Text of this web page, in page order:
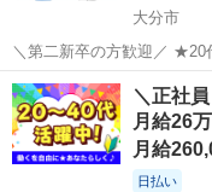
大分市
＼第二新卒の方歓迎／ ★20代
持ちのオーナー様の悩みを
活用の提案をお任せします。 【オーナー様の“賃貸事業を成功
く”シゴトです】 土地の所
大分 大分市 営業
＼正社
月給26
月給
日払い